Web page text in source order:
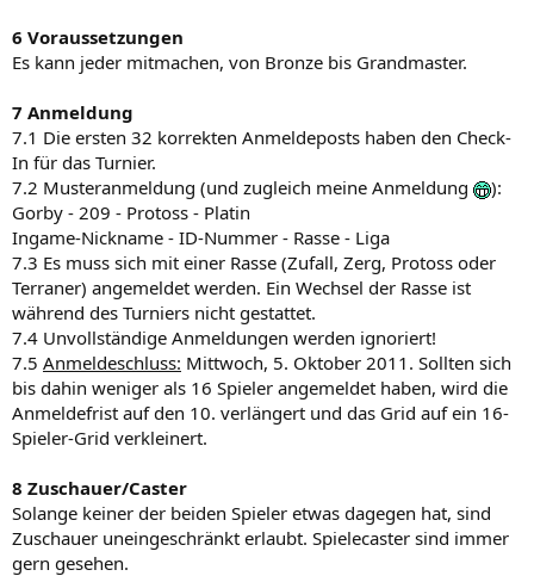
6 Voraussetzungen
Es kann jeder mitmachen, von Bronze bis Grandmaster.
7 Anmeldung
7.1 Die ersten 32 korrekten Anmeldeposts haben den Check-
In für das Turnier.
7.2 Musteranmeldung (und zugleich meine Anmeldung
):
Gorby - 209 - Protoss - Platin
Ingame-Nickname - ID-Nummer - Rasse - Liga
7.3 Es muss sich mit einer Rasse (Zufall, Zerg, Protoss oder
Terraner) angemeldet werden. Ein Wechsel der Rasse ist
während des Turniers nicht gestattet.
7.4 Unvollständige Anmeldungen werden ignoriert!
7.5 Anmeldeschluss: Mittwoch, 5. Oktober 2011. Sollten sich
bis dahin weniger als 16 Spieler angemeldet haben, wird die
Anmeldefrist auf den 10. verlängert und das Grid auf ein 16-
Spieler-Grid verkleinert.
8 Zuschauer/Caster
Solange keiner der beiden Spieler etwas dagegen hat, sind
Zuschauer uneingeschränkt erlaubt. Spielecaster sind immer
gern gesehen.